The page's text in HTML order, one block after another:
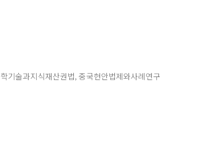
술과지식재산권법, 중국현안법제와사례연구